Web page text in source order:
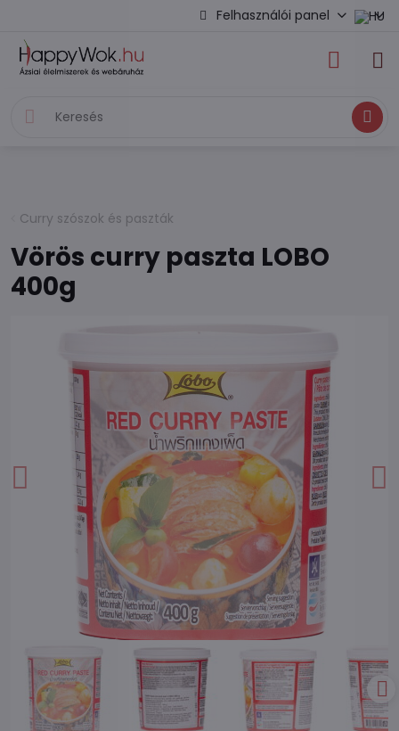
Felhasználói panel
Keresés
Curry szószok és paszták
Vörös curry paszta LOBO
400g